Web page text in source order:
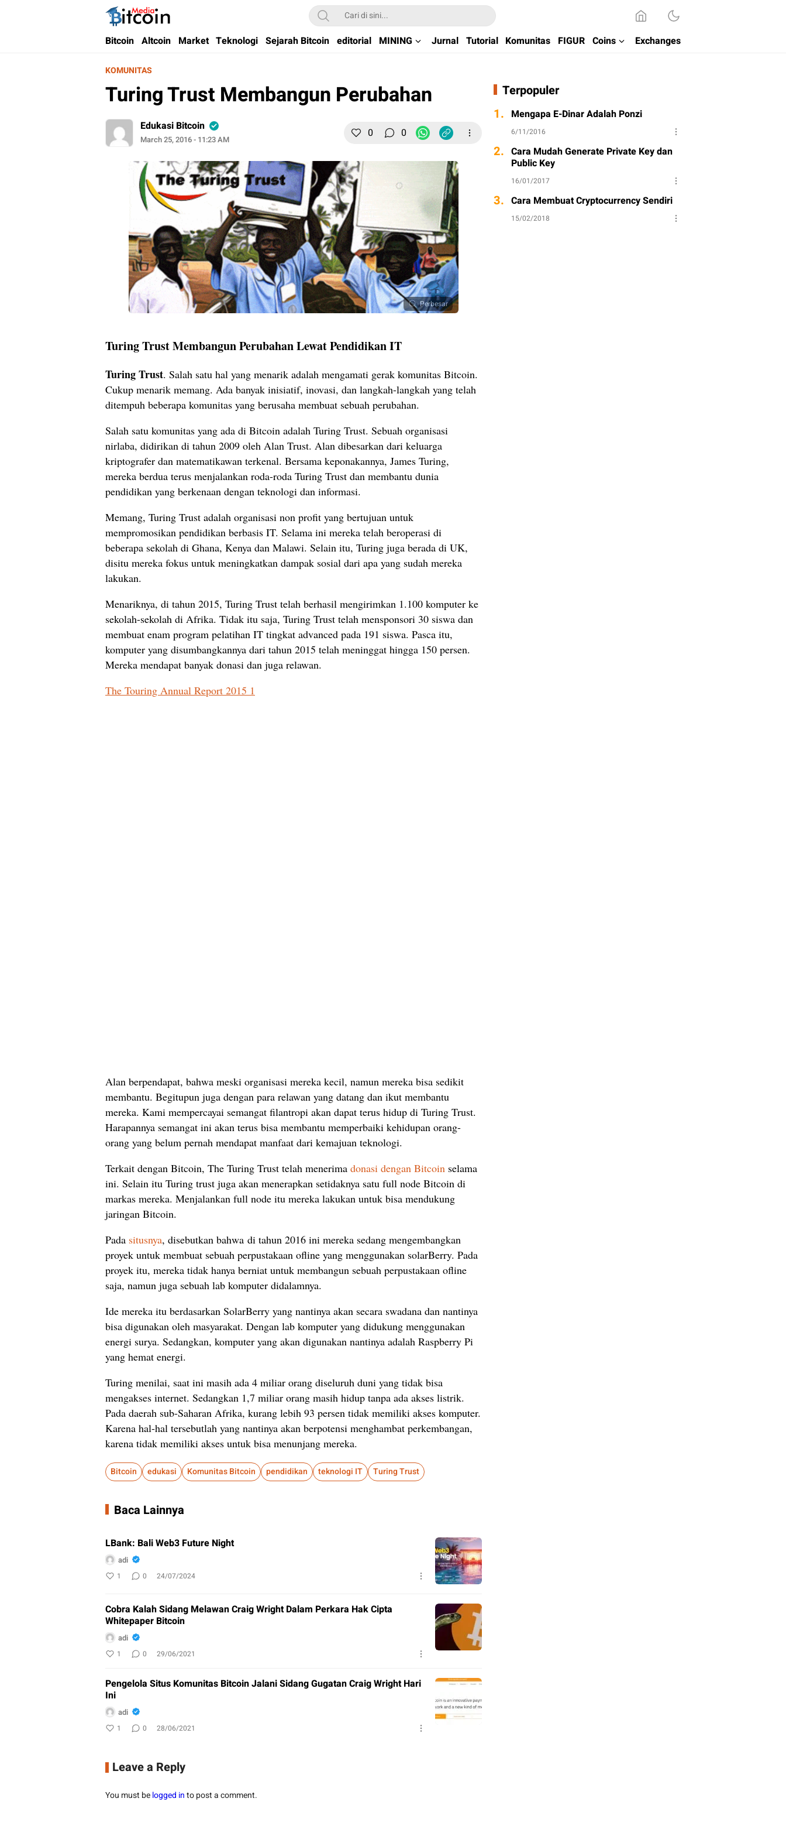
Bitcoin Media Indonesia
Media Bitcoin dan Cryptocurrency, dan Blockchain di Indonesia
Bitcoin Altcoin Market Teknologi Sejarah Bitcoin editorial MINING Jurnal Tutorial Komunitas FIGUR Coins Exchanges
KOMUNITAS
Turing Trust Membangun Perubahan
Edukasi Bitcoin
March 25, 2016 - 11:23 AM 0 0
Perbesar
Turing Trust Membangun Perubahan Lewat Pendidikan IT
Turing Trust. Salah satu hal yang menarik adalah mengamati gerak komunitas Bitcoin.
Cukup menarik memang. Ada banyak inisiatif, inovasi, dan langkah-langkah yang telah
ditempuh beberapa komunitas yang berusaha membuat sebuah perubahan.
Salah satu komunitas yang ada di Bitcoin adalah Turing Trust. Sebuah organisasi
nirlaba, didirikan di tahun 2009 oleh Alan Trust. Alan dibesarkan dari keluarga
kriptografer dan matematikawan terkenal. Bersama keponakannya, James Turing,
mereka berdua terus menjalankan roda-roda Turing Trust dan membantu dunia
pendidikan yang berkenaan dengan teknologi dan informasi.
Memang, Turing Trust adalah organisasi non profit yang bertujuan untuk
mempromosikan pendidikan berbasis IT. Selama ini mereka telah beroperasi di
beberapa sekolah di Ghana, Kenya dan Malawi. Selain itu, Turing juga berada di UK,
disitu mereka fokus untuk meningkatkan dampak sosial dari apa yang sudah mereka
lakukan.
Menariknya, di tahun 2015, Turing Trust telah berhasil mengirimkan 1.100 komputer ke
sekolah-sekolah di Afrika. Tidak itu saja, Turing Trust telah mensponsori 30 siswa dan
membuat enam program pelatihan IT tingkat advanced pada 191 siswa. Pasca itu,
komputer yang disumbangkannya dari tahun 2015 telah meninggat hingga 150 persen.
Mereka mendapat banyak donasi dan juga relawan.
The Touring Annual Report 2015 1
Alan berpendapat, bahwa meski organisasi mereka kecil, namun mereka bisa sedikit
membantu. Begitupun juga dengan para relawan yang datang dan ikut membantu
mereka. Kami mempercayai semangat filantropi akan dapat terus hidup di Turing Trust.
Harapannya semangat ini akan terus bisa membantu memperbaiki kehidupan orang-
orang yang belum pernah mendapat manfaat dari kemajuan teknologi.
Terkait dengan Bitcoin, The Turing Trust telah menerima donasi dengan Bitcoin selama
ini. Selain itu Turing trust juga akan menerapkan setidaknya satu full node Bitcoin di
markas mereka. Menjalankan full node itu mereka lakukan untuk bisa mendukung
jaringan Bitcoin.
Pada situsnya, disebutkan bahwa di tahun 2016 ini mereka sedang mengembangkan
proyek untuk membuat sebuah perpustakaan ofline yang menggunakan solarBerry. Pada
proyek itu, mereka tidak hanya berniat untuk membangun sebuah perpustakaan ofline
saja, namun juga sebuah lab komputer didalamnya.
Ide mereka itu berdasarkan SolarBerry yang nantinya akan secara swadana dan nantinya
bisa digunakan oleh masyarakat. Dengan lab komputer yang didukung menggunakan
energi surya. Sedangkan, komputer yang akan digunakan nantinya adalah Raspberry Pi
yang hemat energi.
Turing menilai, saat ini masih ada 4 miliar orang diseluruh duni yang tidak bisa
mengakses internet. Sedangkan 1,7 miliar orang masih hidup tanpa ada akses listrik.
Pada daerah sub-Saharan Afrika, kurang lebih 93 persen tidak memiliki akses komputer.
Karena hal-hal tersebutlah yang nantinya akan berpotensi menghambat perkembangan,
karena tidak memiliki akses untuk bisa menunjang mereka.
Bitcoin edukasi Komunitas Bitcoin pendidikan teknologi IT Turing Trust
Baca Lainnya
LBank: Bali Web3 Future Night
adi
1 0 24/07/2024
Cobra Kalah Sidang Melawan Craig Wright Dalam Perkara Hak Cipta
Whitepaper Bitcoin
adi
1 0 29/06/2021
Pengelola Situs Komunitas Bitcoin Jalani Sidang Gugatan Craig Wright Hari
Ini
adi
1 0 28/06/2021
Leave a Reply
You must belogged into post a comment.
Terpopuler
1. Mengapa E-Dinar Adalah Ponzi
6/11/2016
2. Cara Mudah Generate Private Key dan
Public Key
16/01/2017
3. Cara Membuat Cryptocurrency Sendiri
15/02/2018